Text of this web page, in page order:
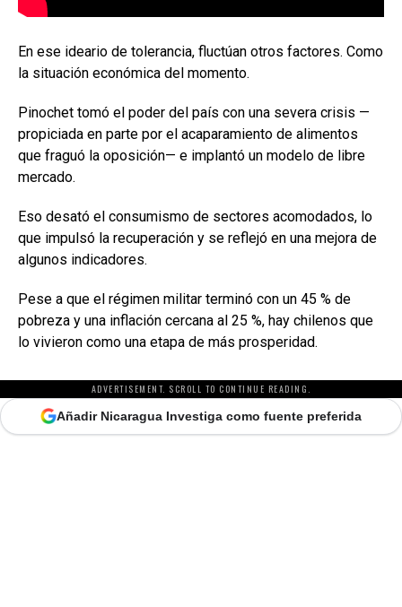
En ese ideario de tolerancia, fluctúan otros factores. Como
la situación económica del momento.
Pinochet tomó el poder del país con una severa crisis —
propiciada en parte por el acaparamiento de alimentos
que fraguó la oposición— e implantó un modelo de libre
mercado.
Eso desató el consumismo de sectores acomodados, lo
que impulsó la recuperación y se reflejó en una mejora de
algunos indicadores.
Pese a que el régimen militar terminó con un 45 % de
pobreza y una inflación cercana al 25 %, hay chilenos que
lo vivieron como una etapa de más prosperidad.
ADVERTISEMENT. SCROLL TO CONTINUE READING.
Añadir Nicaragua Investiga como fuente preferida